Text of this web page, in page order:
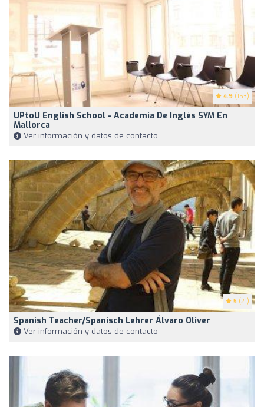
4.9 (153)
UPtoU English School - Academia De Inglés SYM En
Mallorca
Ver información y datos de contacto
5 (21)
Spanish Teacher/Spanisch Lehrer Álvaro Oliver
Ver información y datos de contacto